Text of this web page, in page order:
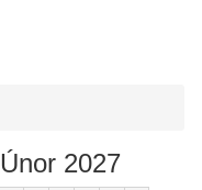
Únor 2027